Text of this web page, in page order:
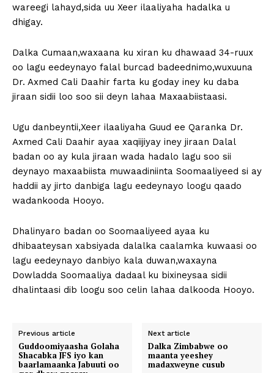
wareegi lahayd,sida uu Xeer ilaaliyaha hadalka u
dhigay.
Dalka Cumaan,waxaana ku xiran ku dhawaad 34-ruux
oo lagu eedeynayo falal burcad badeednimo,wuxuuna
Dr. Axmed Cali Daahir farta ku goday iney ku daba
jiraan sidii loo soo sii deyn lahaa Maxaabiistaasi.
Ugu danbeyntii,Xeer ilaaliyaha Guud ee Qaranka Dr.
Axmed Cali Daahir ayaa xaqiijiyay iney jiraan Dalal
badan oo ay kula jiraan wada hadalo lagu soo sii
deynayo maxaabiista muwaadiniinta Soomaaliyeed si ay
haddii ay jirto danbiga lagu eedeynayo loogu qaado
wadankooda Hooyo.
Dhalinyaro badan oo Soomaaliyeed ayaa ku
dhibaateysan xabsiyada dalalka caalamka kuwaasi oo
lagu eedeynayo danbiyo kala duwan,waxayna
Dowladda Soomaaliya dadaal ku bixineysaa sidii
dhalintaasi dib loogu soo celin lahaa dalkooda Hooyo.
Previous article
Guddoomiyaasha Golaha
Shacabka JFS iyo kan
baarlamaanka Jabuuti oo
Next article
Dalka Zimbabwe oo
maanta yeeshey
madaxweyne cusub